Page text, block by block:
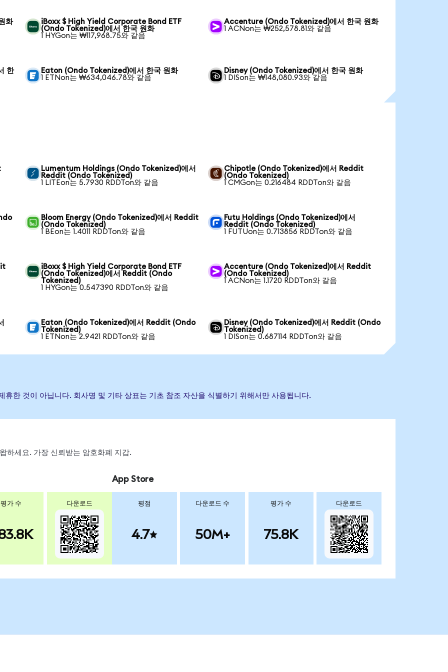
화
iBoxx $ High Yield Corporate Bond ETF
(Ondo Tokenized)에서 한국 원화
1 HYGon는 ₩117,968.75와 같음
Accenture (Ondo Tokenized)에서 한국 원화
1 ACNon는 ₩252,578.81와 같음
한
Eaton (Ondo Tokenized)에서 한국 원화
1 ETNon는 ₩634,046.78와 같음
Disney (Ondo Tokenized)에서 한국 원화
1 DISon는 ₩148,080.93와 같음
Lumentum Holdings (Ondo Tokenized)에서
Reddit (Ondo Tokenized)
1 LITEon는 5.7930 RDDTon와 같음
Chipotle (Ondo Tokenized)에서 Reddit
(Ondo Tokenized)
1 CMGon는 0.216484 RDDTon와 같음
Bloom Energy (Ondo Tokenized)에서 Reddit
(Ondo Tokenized)
1 BEon는 1.4011 RDDTon와 같음
Futu Holdings (Ondo Tokenized)에서
Reddit (Ondo Tokenized)
1 FUTUon는 0.713856 RDDTon와 같음
iBoxx $ High Yield Corporate Bond ETF
(Ondo Tokenized)에서 Reddit (Ondo
Tokenized)
1 HYGon는 0.547390 RDDTon와 같음
Accenture (Ondo Tokenized)에서 Reddit
(Ondo Tokenized)
1 ACNon는 1.1720 RDDTon와 같음
Eaton (Ondo Tokenized)에서 Reddit (Ondo
Tokenized)
1 ETNon는 2.9421 RDDTon와 같음
Disney (Ondo Tokenized)에서 Reddit (Ondo
Tokenized)
1 DISon는 0.687114 RDDTon와 같음
한 것이 아닙니다. 회사명 및 기타 상표는 기초 참조 자산을 식별하기 위해서만 사용됩니다.
하세요. 가장 신뢰받는 암호화폐 지갑.
평가 수 다운로드
App Store
평점
4.7
다운로드 수
50M+
평가 수
75.8K
다운로드